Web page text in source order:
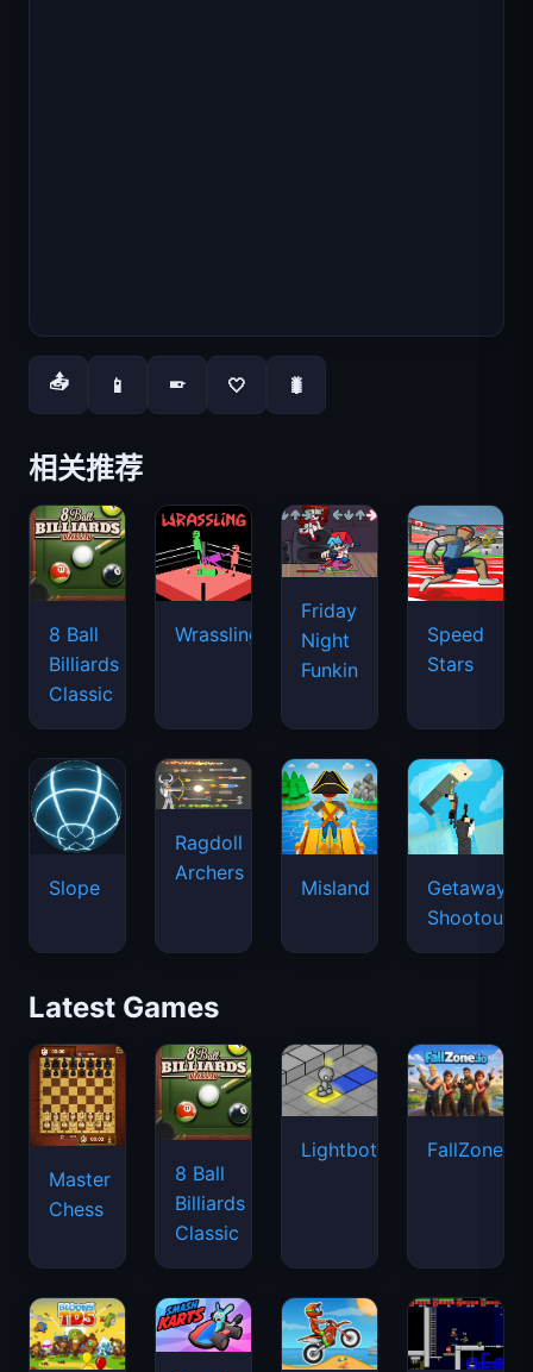
📤 📱 📱 🤍 🐛
相关推荐
8 Ball
Billiards
Classic
Wrassling
Friday
Night
Funkin
Speed
Stars
Slope
Ragdoll
Archers
Misland
Getaway
Shootout
Latest Games
Master
Chess
8 Ball
Billiards
Classic
Lightbot FallZone.io